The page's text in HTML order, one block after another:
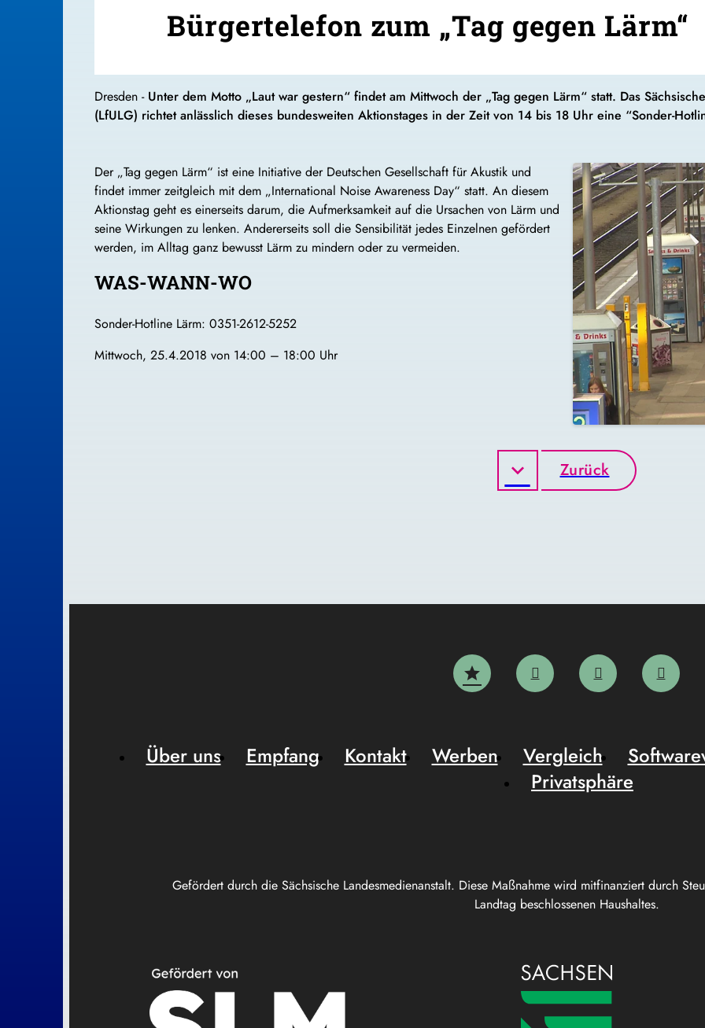
Bürgertelefon zum „Tag gegen Lärm“
Dresden - Unter dem Motto „Laut war gestern“ findet am Mittwoch der „Tag gegen Lärm“ statt. Das
(LfULG) richtet anlässlich dieses bundesweiten Aktionstages in der Zeit von 14 bis 18 Uhr eine “Sonder-
Der „Tag gegen Lärm“ ist eine Initiative der Deutschen Gesellschaft für Akustik und
findet immer zeitgleich mit dem „International Noise Awareness Day“ statt. An diesem
Aktionstag geht es einerseits darum, die Aufmerksamkeit auf die Ursachen von Lärm und
seine Wirkungen zu lenken. Andererseits soll die Sensibilität jedes Einzelnen gefördert
werden, im Alltag ganz bewusst Lärm zu mindern oder zu vermeiden.
WAS-WANN-WO
Sonder-Hotline Lärm: 0351-2612-5252
Mittwoch, 25.4.2018 von 14:00 – 18:00 Uhr
Zurück
Gefördert durch die Sächsische Landesmedienanstalt. Diese Maßnahme wird mitfinanziert durch
Landtag beschlossenen Haushaltes.
Über uns Empfang Kontakt Werben Vergleich
Privatsphäre